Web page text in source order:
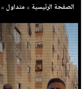
Breadcrumb
الصفحة الرئيسية متداول